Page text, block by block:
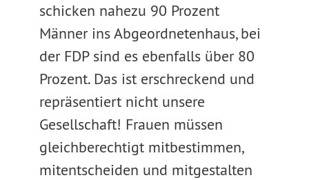
schicken nahezu 90 Prozent
Männer ins Abgeordnetenhaus, bei
der FDP sind es ebenfalls über 80
Prozent. Das ist erschreckend und
repräsentiert nicht unsere
Gesellschaft! Frauen müssen
gleichberechtigt mitbestimmen,
mitentscheiden und mitgestalten